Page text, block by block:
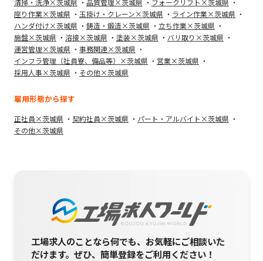
清掃・洗浄×茨城県
品質管理×茨城県
フォークリフト×茨城県
座り作業×茨城県
玉掛け・クレーン×茨城県
ライン作業×茨城県
ハンダ付け×茨城県
鋳造・鍛造×茨城県
立ち作業×茨城県
施盤×茨城県
溶接×茨城県 塗装×茨城県
バリ取り×茨城県
運営管理×茨城県
事務関連×茨城県
インフラ管理（社員寮、備品等）×茨城県
営業×茨城県
採用人事×茨城県
その他×茨城県
雇用形態から探す
正社員×茨城県 契約社員×茨城県
パート・アルバイト×茨城県
その他×茨城県
工場求人のことなら何でも、お気軽にご相談いた
だけます。ぜひ、簡単登録をご利用ください！